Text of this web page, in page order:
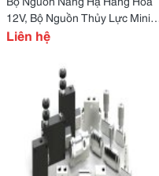
12V, Bộ Nguồn Thủy Lực Mini
Chính Hãng, Giá Bộ Nguồn Thủy
Liên hệ